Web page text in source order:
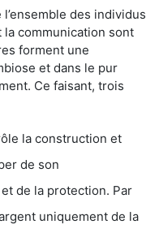
des individus
la communication sont
forment une
et dans le pur
Ce faisant, trois
la construction et
de son
de la protection. Par
uniquement de la